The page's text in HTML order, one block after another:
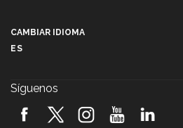
2026! (video)
CAMBIAR IDIOMA
ES
Síguenos